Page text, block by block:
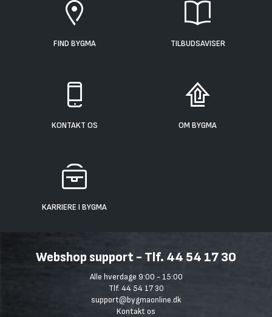
FIND BYGMA TILBUDSAVISER
KONTAKT OS OM BYGMA
KARRIERE I BYGMA
Webshop support - Tlf. 44 54 17 30
Alle hverdage 9:00 - 15:00
Tlf. 44 54 17 30
support@bygmaonline.dk
Kontakt os